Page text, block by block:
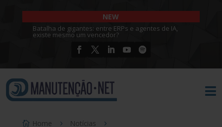
NEW
Batalha de gigantes: entre ERPs e agentes de IA,
existe mesmo um vencedor?

Home
Notícias